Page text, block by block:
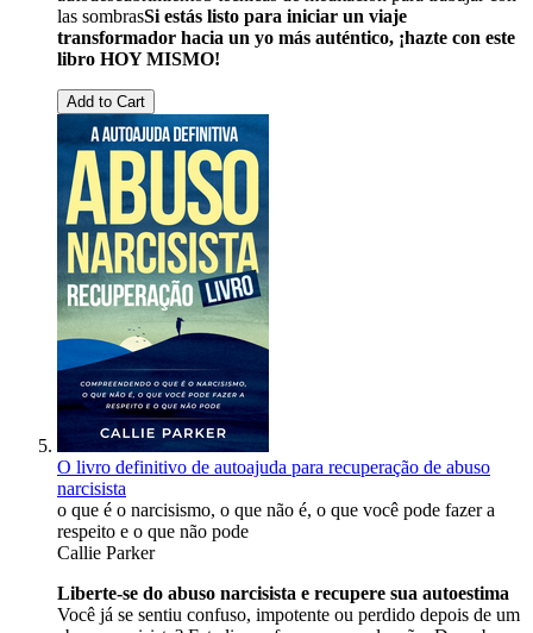
las sombrasSi estás listo para iniciar un viaje
transformador hacia un yo más auténtico, ¡hazte con este
libro HOY MISMO!
Add to Cart
O livro definitivo de autoajuda para recuperação de abuso
narcisista
o que é o narcisismo, o que não é, o que você pode fazer a
respeito e o que não pode
Callie Parker
Liberte-se do abuso narcisista e recupere sua autoestima
Você já se sentiu confuso, impotente ou perdido depois de um